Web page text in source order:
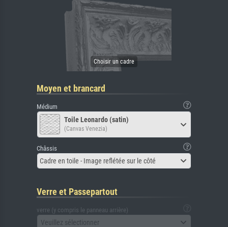
Moyen et brancard
Médium
Toile Leonardo (satin)
(Canvas Venezia)
Châssis
Cadre en toile - Image reflétée sur le côté
Verre et Passepartout
verre (y compris le panneau arrière)
Veuillez sélectionner